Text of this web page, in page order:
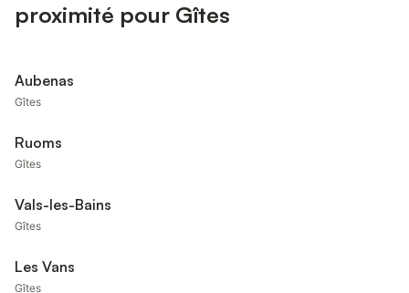
proximité pour Gîtes
Aubenas
Gîtes
Ruoms
Gîtes
Vals-les-Bains
Gîtes
Les Vans
Gîtes